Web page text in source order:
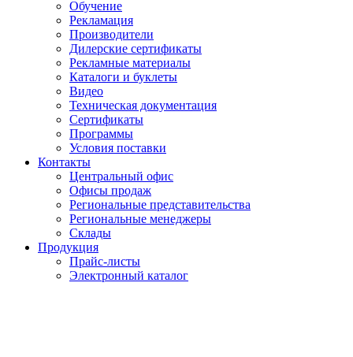
Обучение
Рекламация
Производители
Дилерские сертификаты
Рекламные материалы
Каталоги и буклеты
Видео
Техническая документация
Сертификаты
Программы
Условия поставки
Контакты
Центральный офис
Офисы продаж
Региональные представительства
Региональные менеджеры
Склады
Продукция
Прайс-листы
Электронный каталог